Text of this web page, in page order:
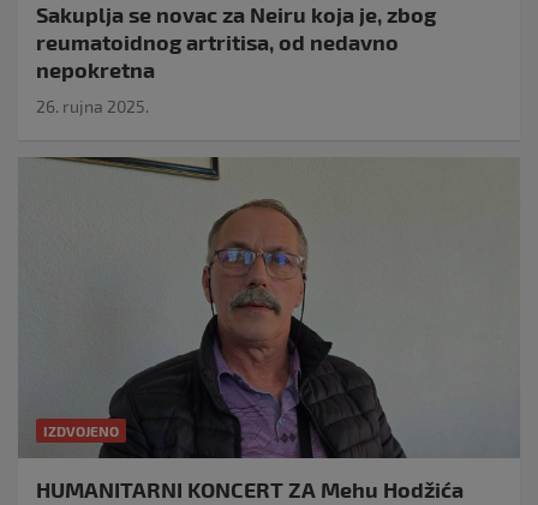
Sakuplja se novac za Neiru koja je, zbog
reumatoidnog artritisa, od nedavno
nepokretna
26. rujna 2025.
IZDVOJENO
HUMANITARNI KONCERT ZA Mehu Hodžića